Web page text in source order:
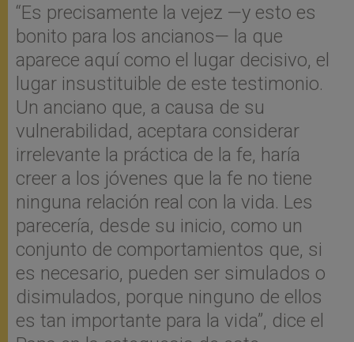
“Es precisamente la vejez —y esto es
bonito para los ancianos— la que
aparece aquí como el lugar decisivo, el
lugar insustituible de este testimonio.
Un anciano que, a causa de su
vulnerabilidad, aceptara considerar
irrelevante la práctica de la fe, haría
creer a los jóvenes que la fe no tiene
ninguna relación real con la vida. Les
parecería, desde su inicio, como un
conjunto de comportamientos que, si
es necesario, pueden ser simulados o
disimulados, porque ninguno de ellos
es tan importante para la vida”, dice el